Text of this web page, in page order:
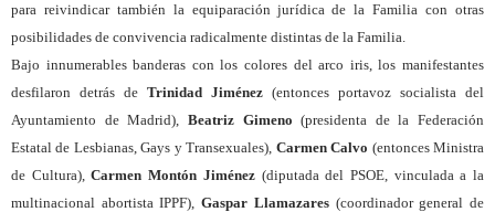
para reivindicar también la equiparación jurídica de la Familia con otras
posibilidades de convivencia radicalmente distintas de la Familia.
Bajo innumerables banderas con los colores del arco iris, los manifestantes
desfilaron detrás de Trinidad Jiménez (entonces portavoz socialista del
Ayuntamiento de Madrid), Beatriz Gimeno (presidenta de la Federación
Estatal de Lesbianas, Gays y Transexuales), Carmen Calvo (entonces Ministra
de Cultura),Carmen Montón Jiménez(diputada del PSOE, vinculada a la
multinacional abortista IPPF),Gaspar Llamazares(coordinador general de